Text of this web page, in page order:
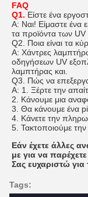
FAQ
Q1. Είστε ένα
Α: Ναι! Είμαστε ένα
τα προϊόντα των UV
Q2. Ποια είναι τα
Α: Χάντρες
οδηγήσεων UV
λαμπτήρας και.
Q3. Πώς να
Α: 1. Ξέρτε την
2. Κάνουμε μια
3. Θα κάνουμε ένα pi
4. Κάνετε την
5. Τακτοποιούμε
Εάν έχετε άλλες
με για να
Σας ευχαριστώ
Tags: